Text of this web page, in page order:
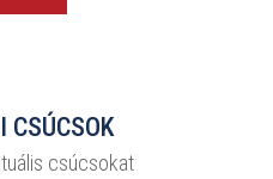
CSÚCSOK
csúcsokat